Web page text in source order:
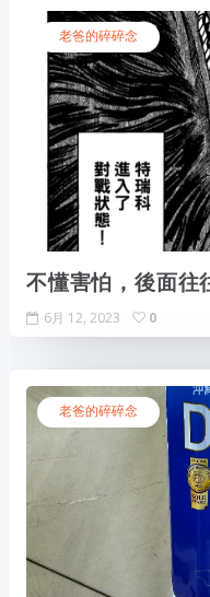
老爸的碎碎念
不懂害怕，後面往
6月 12, 2023 0
老爸的碎碎念